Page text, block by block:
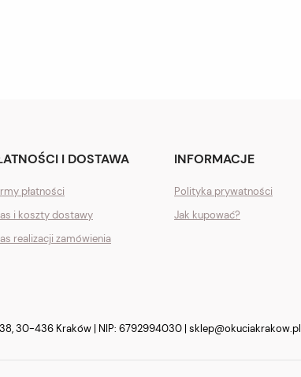
I DOSTAWA
płatności
i koszty dostawy
realizacji zamówienia
INFORMACJE
Polityka prywatności
Jak kupować?
30-436 Kraków | NIP: 6792994030 | sklep@okuciakrakow.pl